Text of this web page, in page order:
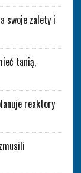
swoje zalety i
tanią,
reaktory